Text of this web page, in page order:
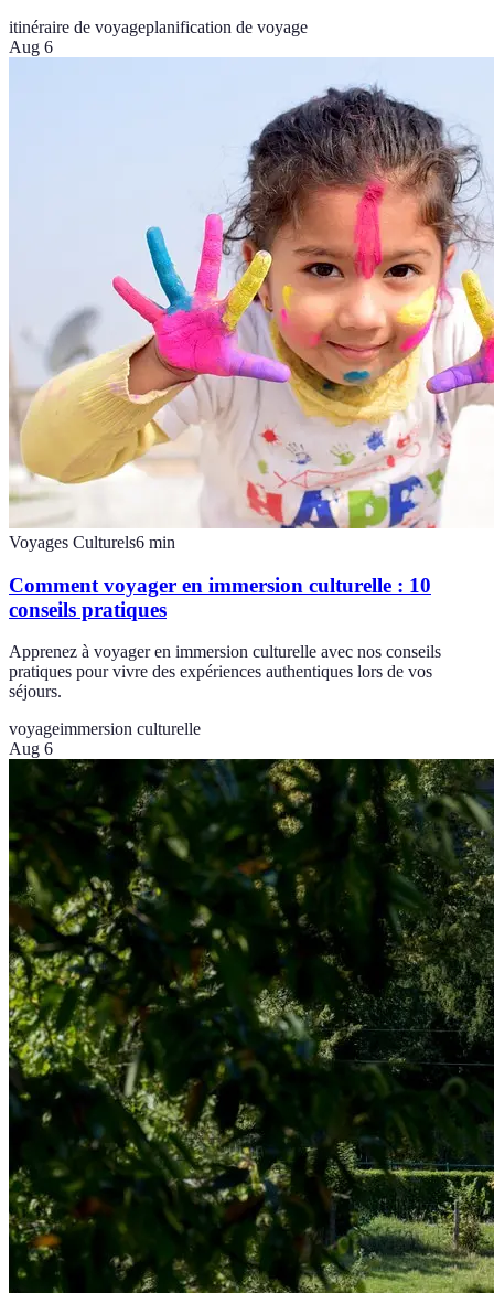
itinéraire de voyageplanification de voyage
Aug 6
Voyages Culturels6 min
Comment voyager en immersion culturelle : 10
conseils pratiques
Apprenez à voyager en immersion culturelle avec nos conseils
pratiques pour vivre des expériences authentiques lors de vos
séjours.
voyageimmersion culturelle
Aug 6